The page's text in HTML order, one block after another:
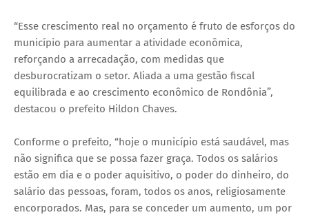
“Esse crescimento real no orçamento é fruto de esforços do
município para aumentar a atividade econômica,
reforçando a arrecadação, com medidas que
desburocratizam o setor. Aliada a uma gestão fiscal
equilibrada e ao crescimento econômico de Rondônia”,
destacou o prefeito Hildon Chaves.
Conforme o prefeito, “hoje o município está saudável, mas
não significa que se possa fazer graça. Todos os salários
estão em dia e o poder aquisitivo, o poder do dinheiro, do
salário das pessoas​, foram, todos os anos, religiosamente
encorporados. Mas, para se conceder um aumento, um por